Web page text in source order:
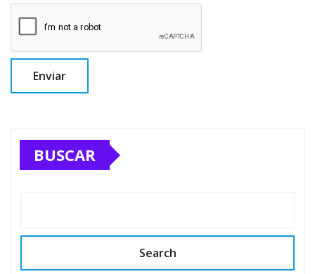
BUSCAR
Search